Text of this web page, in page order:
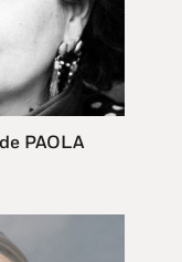
PAOLA